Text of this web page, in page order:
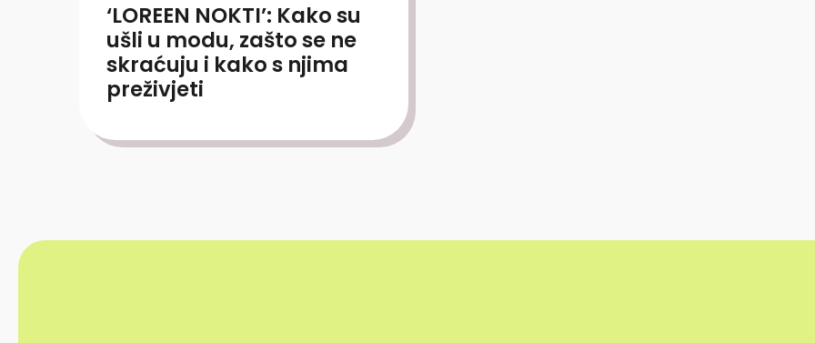
‘LOREEN NOKTI’: Kako su
ušli u modu, zašto se ne
skraćuju i kako s njima
preživjeti